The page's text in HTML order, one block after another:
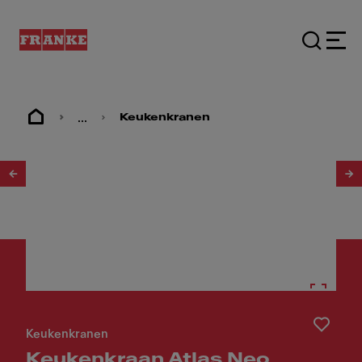
... Keukenkranen
Keukenkranen